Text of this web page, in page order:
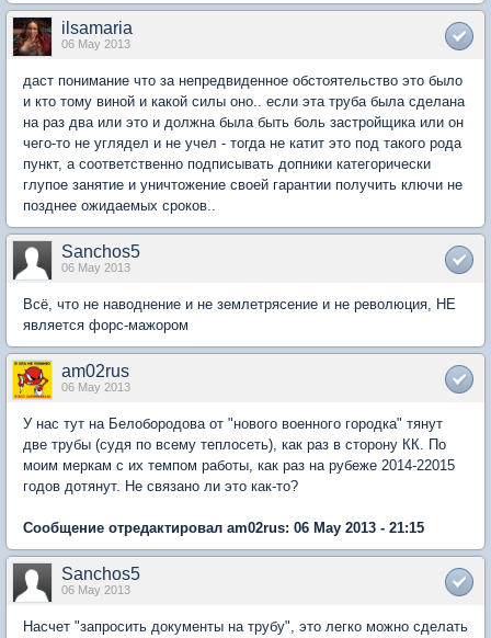
ilsamaria
06 May 2013
даст понимание что за непредвиденное обстоятельство это было
и кто тому виной и какой силы оно.. если эта труба была сделана
на раз два или это и должна была быть боль застройщика или он
чего-то не углядел и не учел - тогда не катит это под такого рода
пункт, а соответственно подписывать допники категорически
глупое занятие и уничтожение своей гарантии получить ключи не
позднее ожидаемых сроков..
Sanchos5
06 May 2013
Всё, что не наводнение и не землетрясение и не революция, НЕ
является форс-мажором
am02rus
06 May 2013
У нас тут на Белобородова от "нового военного городка" тянут
две трубы (судя по всему теплосеть), как раз в сторону КК. По
моим меркам с их темпом работы, как раз на рубеже 2014-22015
годов дотянут. Не связано ли это как-то?
Сообщение отредактировал am02rus: 06 May 2013 - 21:15
Sanchos5
06 May 2013
Насчет "запросить документы на трубу", это легко можно сделать